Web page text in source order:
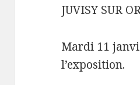
JUVISY SUR
Mardi 11
l’exposition.